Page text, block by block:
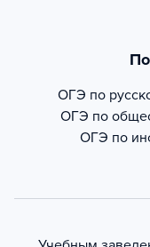
ОГЭ по
ОГЭ по
ОГЭ по